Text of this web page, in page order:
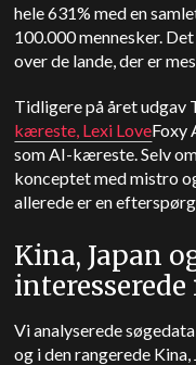
hele 631% med en
100.000 mennesker.
over de lande, der er
Tidligere på året udgav
kæreste, Lexi LoveFoxy
som AI-kæreste. Selv
konceptet med mistro
allerede er en
Kina, Japan
Vi analyserede
og i den rangerede